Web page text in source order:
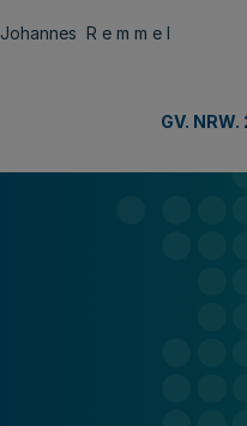
Johannes R e m m e l
GV. NRW.